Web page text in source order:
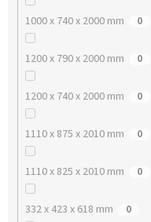
1000 x 740 x 2000 mm 0
1200 x 790 x 2000 mm 0
1200 x 740 x 2000 mm 0
1110 x 875 x 2010 mm 0
1110 x 825 x 2010 mm 0
332 x 423 x 618 mm 0